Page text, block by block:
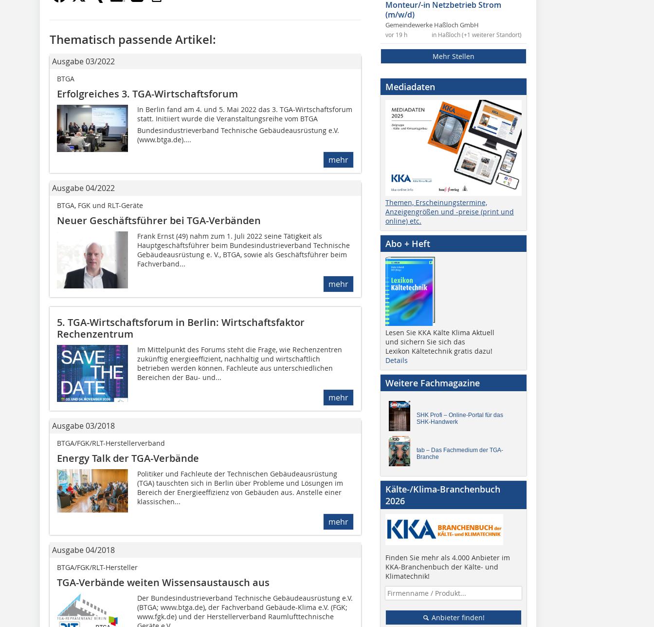
Thematisch passende Artikel:
Ausgabe 03/2022
BTGA
Erfolgreiches 3. TGA-Wirtschaftsforum
In Berlin fand am 4. und 5. Mai 2022 das 3. TGA-Wirtschaftsforum
statt. Initiiert wurde die Veranstaltungsreihe vom BTGA 
Bundesindustrieverband Technische Gebäudeausrüstung e.V.
(www.btga.de)....
mehr
Ausgabe 04/2022
BTGA, FGK und RLT-Geräte
Neuer Geschäftsführer bei TGA-Verbänden
Frank Ernst (49) nahm zum 1. Juli 2022 seine Tätigkeit als
Hauptgeschäftsführer beim Bundesindustrieverband Technische
Gebäudeausrüstung e. V., BTGA, sowie als Geschäftsführer beim
Fachverband...
mehr
5. TGA-Wirtschaftsforum in Berlin: Wirtschaftsfaktor
Rechenzentrum
Im Mittelpunkt des Forums steht die Frage, wie Rechenzentren
zukünftig energieeffizient, nachhaltig und wirtschaftlich
betrieben werden können. Fachleute aus unterschiedlichen
Bereichen der Bau- und...
mehr
Ausgabe 03/2018
BTGA/FGK/RLT-Herstellerverband
Energy Talk der TGA-Verbände
Politiker und Fachleute der Technischen Gebäudeausrüstung
(TGA) tauschten sich in Berlin über Probleme und Lösungen im
Bereich der Energieeffizienz von Gebäuden aus. Anstelle einer
klassischen...
mehr
Ausgabe 04/2018
BTGA/FGK/RLT-Hersteller
TGA-Verbände weiten Wissensaustausch aus
Der Bundesindustrieverband Technische Gebäudeausrüstung e.V.
(BTGA; www.btga.de), der Fachverband Gebäude-Klima e.V. (FGK;
www.fgk.de) und der Herstellerverband Raumlufttechnische
Monteur/-in Netzbetrieb Strom
(m/w/d)
Gemeindewerke Haßloch GmbH
in Haßloch (+1 weiterer Standort)
vor 19 h
Mehr Stellen
Mediadaten
Themen, Erscheinungstermine,
Anzeigengrößen und -preise (print und
online) etc.
Abo + Heft
Lesen Sie KKA Kälte Klima Aktuell
und sichern Sie sich das
Lexikon Kältetechnik gratis dazu!
Details
Weitere Fachmagazine
SHK Profi – Online-Portal für das
SHK-Handwerk
tab – Das Fachmedium der TGA-
Branche
Kälte-/Klima-Branchenbuch
2026
Finden Sie mehr als 4.000 Anbieter im
KKA-Branchenbuch der Kälte- und
Klimatechnik!
Anbieter finden!